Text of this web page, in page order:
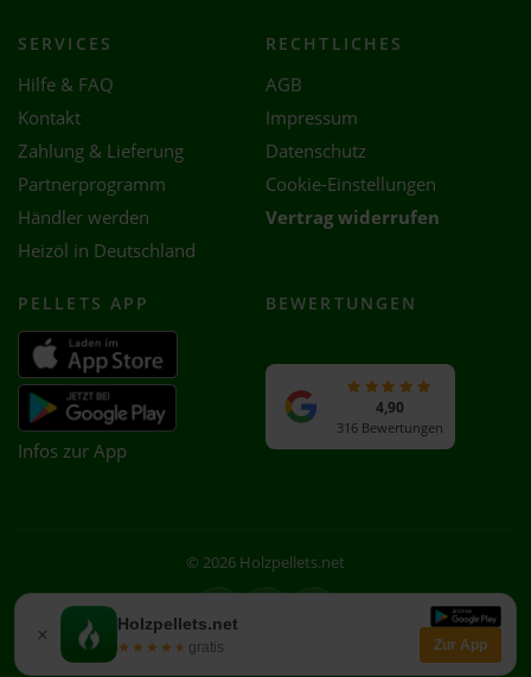
× Holzpellets.net
★★★★★
★★★★★ gratis Zur App
SERVICES
Hilfe & FAQ
Kontakt
Zahlung & Lieferung
Partnerprogramm
Händler werden
Heizöl in Deutschland
RECHTLICHES
AGB
Impressum
Datenschutz
Cookie-Einstellungen
Vertrag widerrufen
PELLETS APP
Infos zur App
BEWERTUNGEN
4,90
316 Bewertungen
© 2026 Holzpellets.net
Facebook